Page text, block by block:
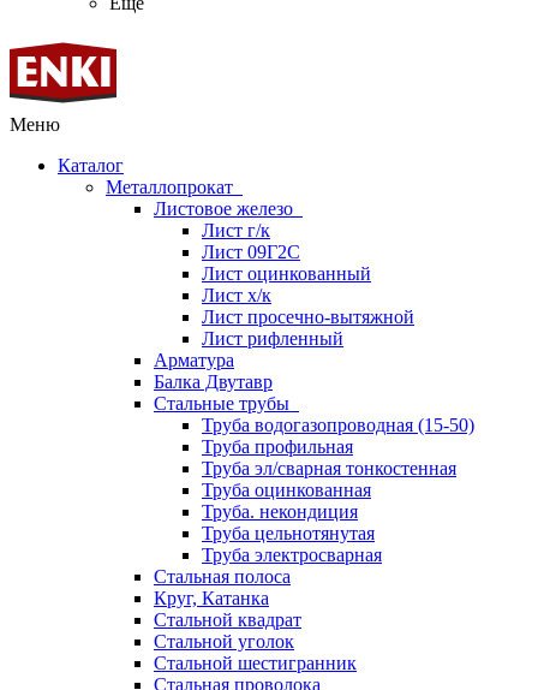
Меню
Каталог
Металлопрокат
Листовое железо
Лист г/к
Лист 09Г2С
Лист оцинкованный
Лист х/к
Лист просечно-вытяжной
Лист рифленный
Арматура
Балка Двутавр
Стальные трубы
Труба водогазопроводная (15-50)
Труба профильная
Труба эл/сварная тонкостенная
Труба оцинкованная
Труба. некондиция
Труба цельнотянутая
Труба электросварная
Стальная полоса
Круг, Катанка
Стальной квадрат
Стальной уголок
Стальной шестигранник
Стальная проволока